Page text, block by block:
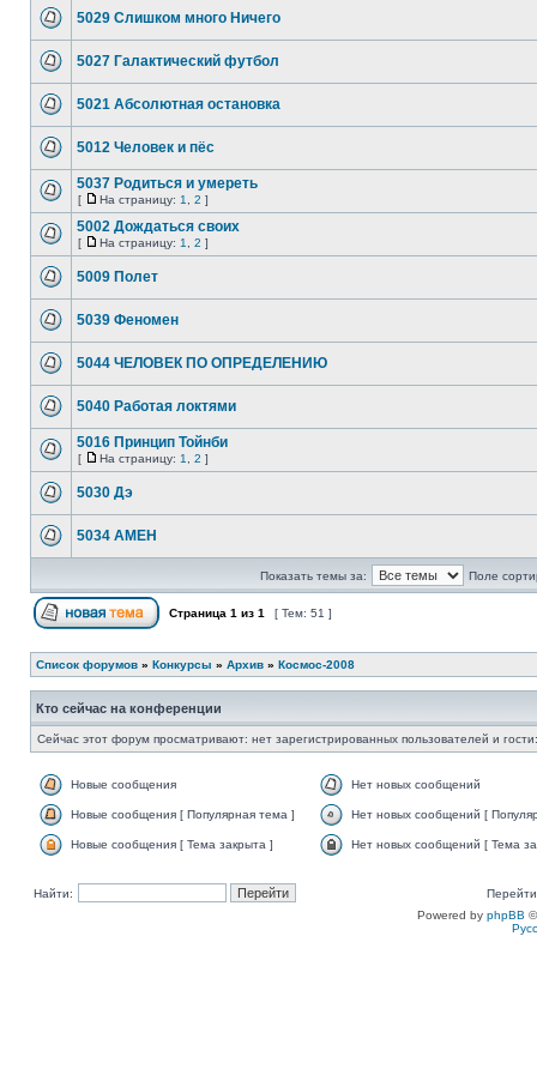
5029 Слишком много Ничего
5027 Галактический футбол
5021 Абсолютная остановка
5012 Человек и пёс
5037 Родиться и умереть
[ На страницу: 1 2 ]
5002 Дождаться своих
[ На страницу: 1 2 ]
5009 Полет
5039 Феномен
5044 ЧЕЛОВЕК ПО ОПРЕДЕЛЕНИЮ
5040 Работая локтями
5016 Принцип Тойнби
[ На страницу: 1 2 ]
5030 Дэ
5034 АМЕН
Показать темы за: Поле
Страница 1 из 1 [ Тем: 51 ]
Список форумов » Конкурсы » Архив » Космос-2008
Кто сейчас на конференции
Сейчас этот форум просматривают: нет зарегистрированных пользователей и
Новые сообщения Нет новых сообщений
Новые сообщения [ Популярная тема ] Нет новых сообщений [
Новые сообщения [ Тема закрыта ] Нет новых сообщений [ Тема
Найти:
Powered by phpBB